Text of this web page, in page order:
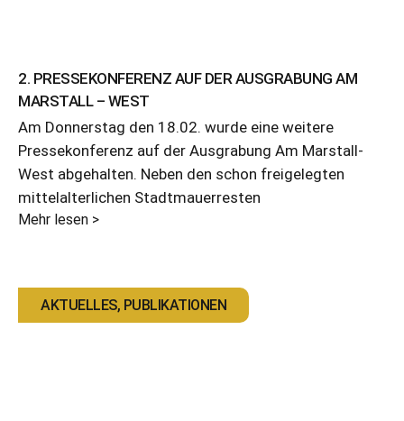
2. PRESSEKONFERENZ AUF DER AUSGRABUNG AM
MARSTALL – WEST
Am Donnerstag den 18.02. wurde eine weitere
Pressekonferenz auf der Ausgrabung Am Marstall-
West abgehalten. Neben den schon freigelegten
mittelalterlichen Stadtmauerresten
Mehr lesen >
AKTUELLES, PUBLIKATIONEN